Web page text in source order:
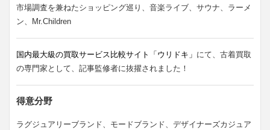
市場調査を兼ねたショッピング巡り、音楽ライブ、サウナ、ラーメ
ン、Mr.Children
国内最大級の買取サービス比較サイト「ウリドキ」 にて、古着買取
の専門家として、記事監修者に抜擢されました！
得意分野
ラグジュアリーブランド、モードブランド、デザイナーズカジュア